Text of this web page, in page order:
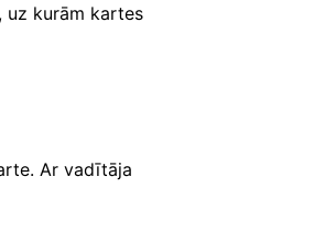
uz kurām kartes
Ar vadītāja